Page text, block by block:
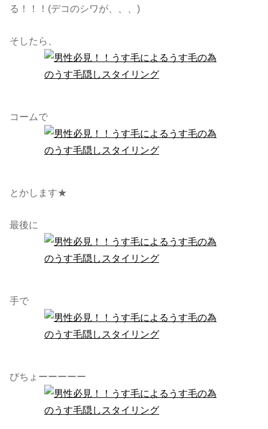
る！！！(デコのシワが、、、)
そしたら、
コームで
とかします★
最後に
手で
びちょーーーーー